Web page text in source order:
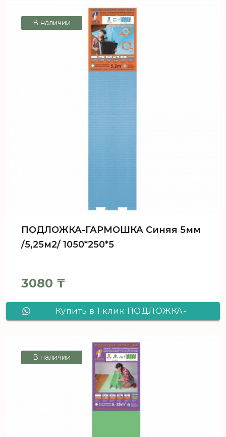
В наличии
ПОДЛОЖКА-ГАРМОШКА Синяя 5мм
/5,25м2/ 1050*250*5
3080 ₸
Купить в 1 клик ПОДЛОЖКА-
1050*250*5
В наличии